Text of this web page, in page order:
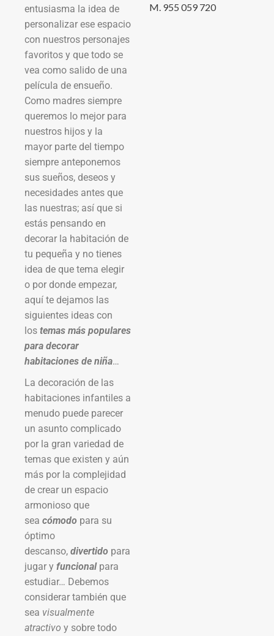
entusiasma la idea de
personalizar ese espacio
con nuestros personajes
favoritos y que todo se
vea como salido de una
película de ensueño.
Como madres siempre
queremos lo mejor para
nuestros hijos y la
mayor parte del tiempo
siempre anteponemos
sus sueños, deseos y
necesidades antes que
las nuestras; así que si
estás pensando en
decorar la habitación de
tu pequeña y no tienes
idea de que tema elegir
o por donde empezar,
aquí te dejamos las
siguientes ideas con
los temas más populares
para decorar
habitaciones de niña…
La decoración de las
habitaciones infantiles a
menudo puede parecer
un asunto complicado
por la gran variedad de
temas que existen y aún
más por la complejidad
de crear un espacio
armonioso que
sea cómodo para su
óptimo
descanso, divertido para
jugar y funcionalpara
estudiar… Debemos
considerar también que
sea visualmente
atractivo y sobre todo
M. 955 059 720